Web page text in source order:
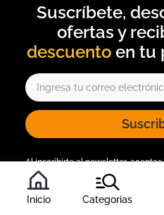
Inicio Categorias
descuento
Al inscribirte al newsletter,
condiciones
, y nuestra política de